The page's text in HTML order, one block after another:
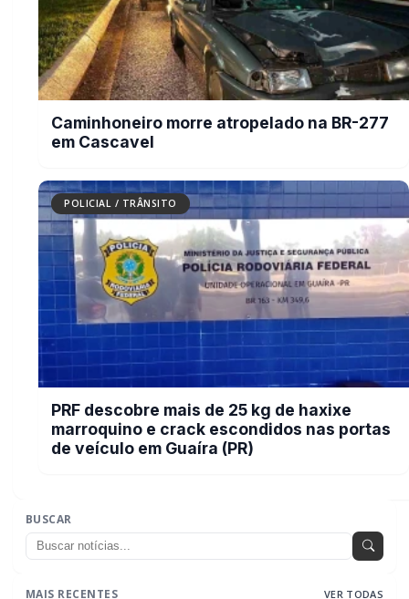
Caminhoneiro morre atropelado na BR-277
em Cascavel
POLICIAL / TRÂNSITO
PRF descobre mais de 25 kg de haxixe
marroquino e crack escondidos nas portas
de veículo em Guaíra (PR)
BUSCAR
MAIS RECENTES VER TODAS